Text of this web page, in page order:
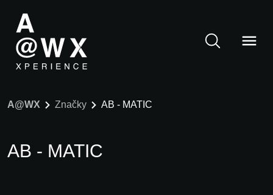
A@WX Značky AB - MATIC
AB - MATIC